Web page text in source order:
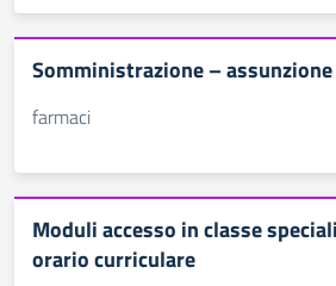
Somministrazione –
farmaci
Moduli accesso in classe
orario curriculare